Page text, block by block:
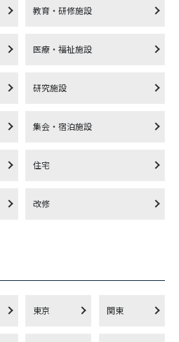
教育・研修施設
医療・福祉施設
研究施設
集会・宿泊施設
住宅
改修
東京 関東